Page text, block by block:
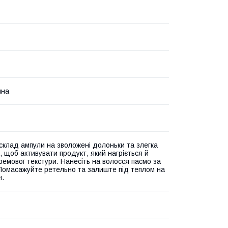
ампули на зволожені долоньки та злегка
щоб активувати продукт, який нагріється й
текстури. Нанесіть на волосся пасмо за
ретельно та залиште під теплом на